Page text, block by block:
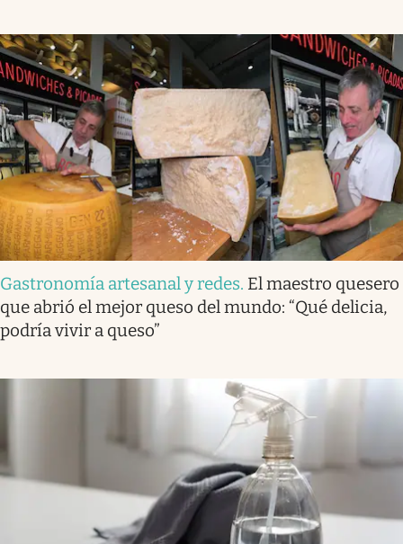
Gastronomía artesanal y redes. El maestro quesero
que abrió el mejor queso del mundo: “Qué delicia,
podría vivir a queso”